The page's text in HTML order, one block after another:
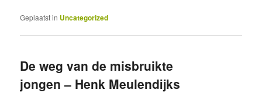
Geplaatst in Uncategorized
De weg van de misbruikte
jongen – Henk Meulendijks